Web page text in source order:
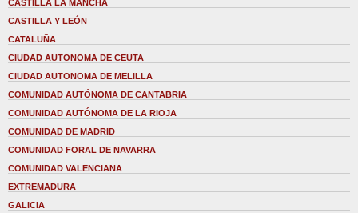
CASTILLA LA MANCHA
CASTILLA Y LEÓN
CATALUÑA
CIUDAD AUTONOMA DE CEUTA
CIUDAD AUTONOMA DE MELILLA
COMUNIDAD AUTÓNOMA DE CANTABRIA
COMUNIDAD AUTÓNOMA DE LA RIOJA
COMUNIDAD DE MADRID
COMUNIDAD FORAL DE NAVARRA
COMUNIDAD VALENCIANA
EXTREMADURA
GALICIA